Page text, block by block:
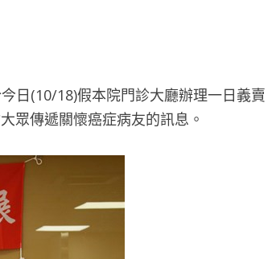
日(10/18)假本院門診大廳辦理一日義賣
眾傳遞關懷癌症病友的訊息。